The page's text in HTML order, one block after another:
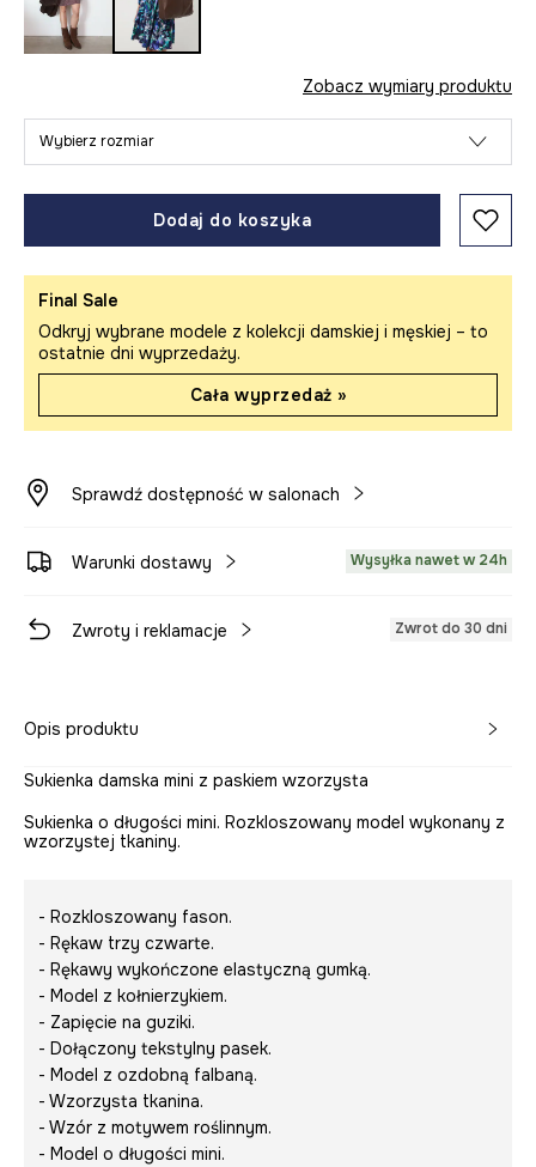
Zobacz wymiary produktu
Wybierz rozmiar
Dodaj do koszyka
Final Sale
Odkryj wybrane modele z kolekcji damskiej i męskiej – to
ostatnie dni wyprzedaży.
Cała wyprzedaż »
Sprawdź dostępność w salonach
Warunki dostawy Wysyłka nawet w 24h
Zwroty i reklamacje Zwrot do 30 dni
Opis produktu
Sukienka damska mini z paskiem wzorzysta
Sukienka o długości mini. Rozkloszowany model wykonany z
wzorzystej tkaniny.
- Rozkloszowany fason.
- Rękaw trzy czwarte.
- Rękawy wykończone elastyczną gumką.
- Model z kołnierzykiem.
- Zapięcie na guziki.
- Dołączony tekstylny pasek.
- Model z ozdobną falbaną.
- Wzorzysta tkanina.
- Wzór z motywem roślinnym.
- Model o długości mini.